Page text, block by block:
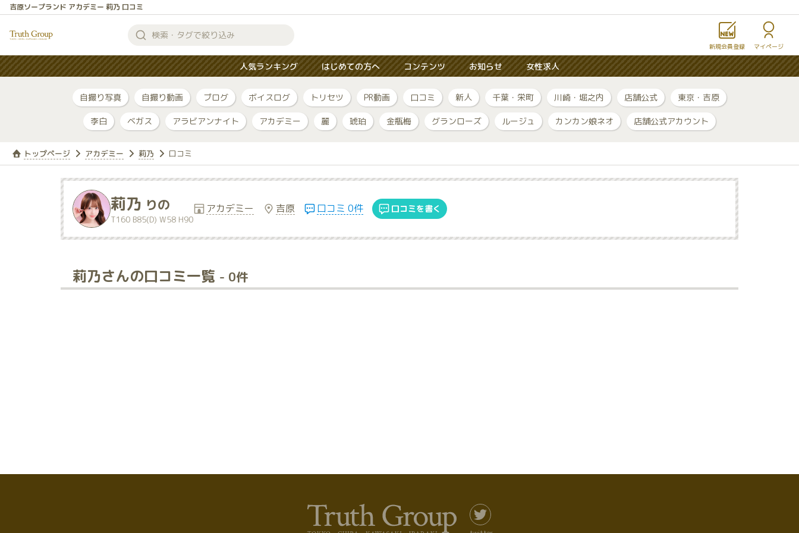
吉原ソープランド アカデミー 莉乃 口コミ
索
す
る
新規会員登録 マイページ
人気ランキング はじめての方へ コンテンツ お知らせ 女性求人
自撮り写真 自撮り動画 ブログ ボイスログ トリセツ PR動画 口コミ 新人 千葉・栄町 川崎・堀之内 店舗公式 東京・吉原
李白 ベガス アラビアンナイト アカデミー 麗 琥珀 金瓶梅 グランローズ ルージュ カンカン娘ネオ 店舗公式アカウント
トップページ アカデミー 莉乃 口コミ
莉乃 りの
T160 B85(D) W58 H90
アカデミー 吉原 口コミ 0件 口コミを書く
莉乃さんの口コミ一覧 - 0件